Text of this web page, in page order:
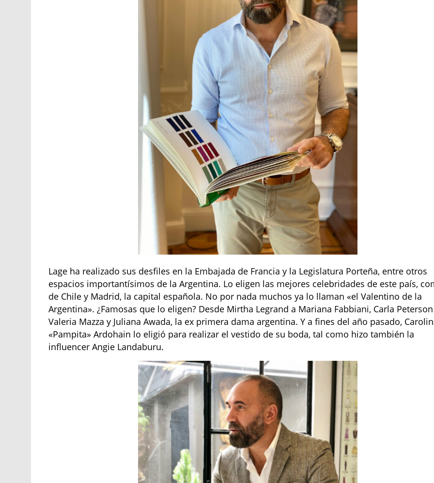
Lage ha realizado sus desfiles en la Embajada de Francia y la Legislatura Porteña, entre otros
espacios importantísimos de la Argentina. Lo eligen las mejores celebridades de este país,
de Chile y Madrid, la capital española. No por nada muchos ya lo llaman «el Valentino de la
Argentina». ¿Famosas que lo eligen? Desde Mirtha Legrand a Mariana Fabbiani, Carla
Valeria Mazza y Juliana Awada, la ex primera dama argentina. Y a fines del año pasado,
«Pampita» Ardohain lo eligió para realizar el vestido de su boda, tal como hizo también la
influencer Angie Landaburu.